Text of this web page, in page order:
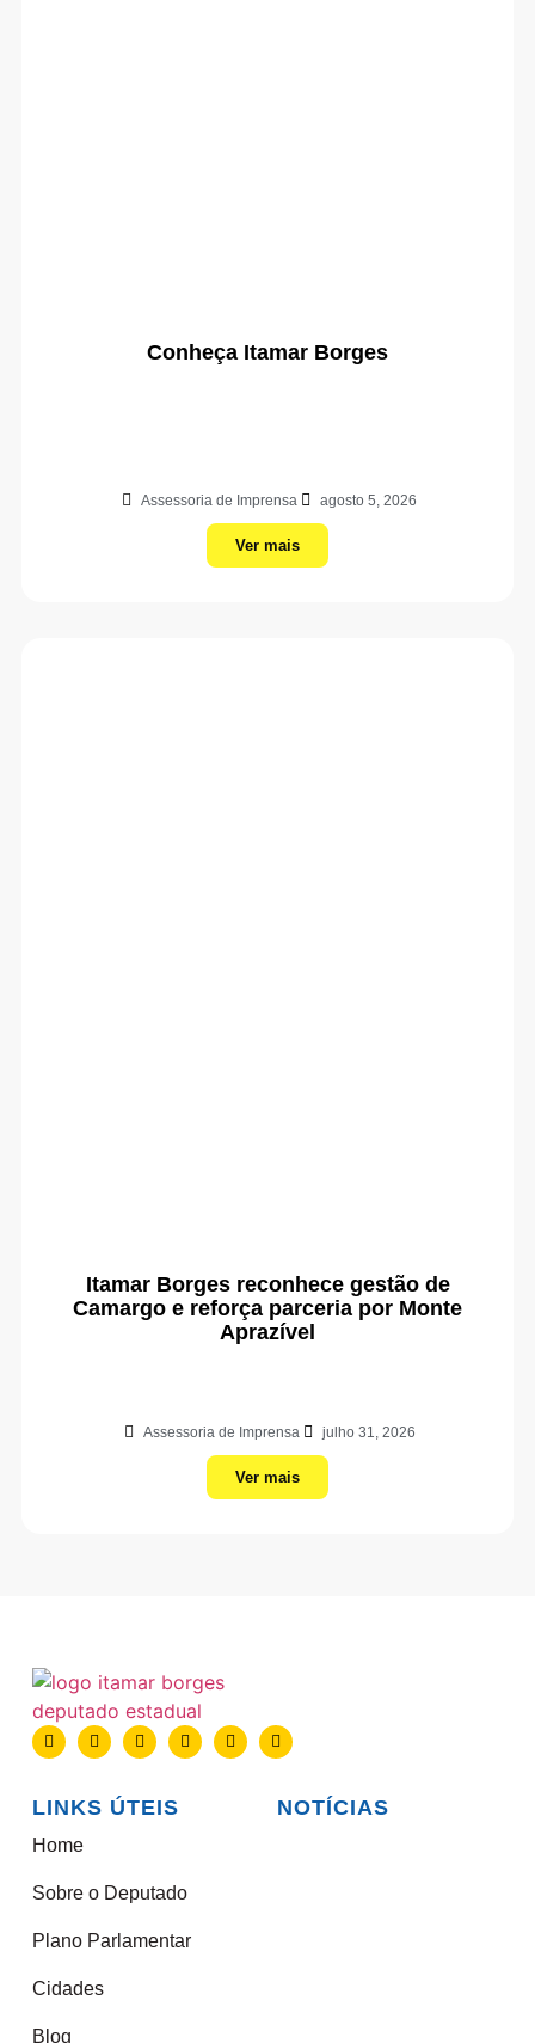
Conheça Itamar Borges
Assessoria de Imprensa agosto 5, 2026
Ver mais
Itamar Borges reconhece gestão de
Camargo e reforça parceria por Monte
Aprazível
Assessoria de Imprensa julho 31, 2026
Ver mais
LINKS ÚTEIS
Home
Sobre o Deputado
Plano Parlamentar
Cidades
Blog
NOTÍCIAS